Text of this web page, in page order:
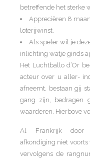
betreffende het sterke
Appreciëren 8
loterijwinst.
Als speler wil je
inlichting watje ginds
Het Luchtballo d’Or
acteur over u aller-
afneemt, bestaan gij
gang zijn, bedragen
waarderen. Hierbove
Al Frankrijk door
afkondiging niet voorts
vervolgens de